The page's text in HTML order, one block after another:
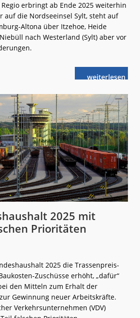
erbringt ab Ende 2025 weiterhin
auf die Nordseeinsel Sylt, steht auf
Altona über Itzehoe, Heide
nach Westerland (Sylt) aber vor
weiterlese
nDB
auf
derMarschbahn
2025 mit
Prioritäten
2025 die Trassenpreis-
Zuschüsse erhöht, „dafür“
den Mitteln zum Erhalt der
Gewinnung neuer Arbeitskräfte.
Verkehrsunternehmen (VDV)